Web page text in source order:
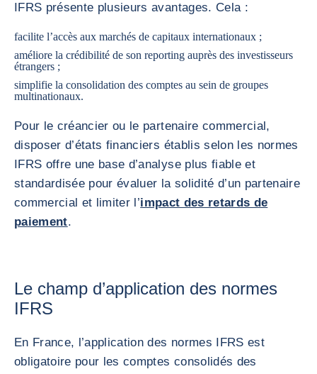
IFRS présente plusieurs avantages. Cela :
facilite l’accès aux marchés de capitaux internationaux ;
améliore la crédibilité de son reporting auprès des investisseurs
étrangers ;
simplifie la consolidation des comptes au sein de groupes
multinationaux.
Pour le créancier ou le partenaire commercial,
disposer d’états financiers établis selon les normes
IFRS offre une base d’analyse plus fiable et
standardisée pour évaluer la solidité d’un partenaire
commercial et limiter l’impact des retards de
paiement.
Le champ d’application des normes
IFRS
En France, l’application des normes IFRS est
obligatoire pour les comptes consolidés des